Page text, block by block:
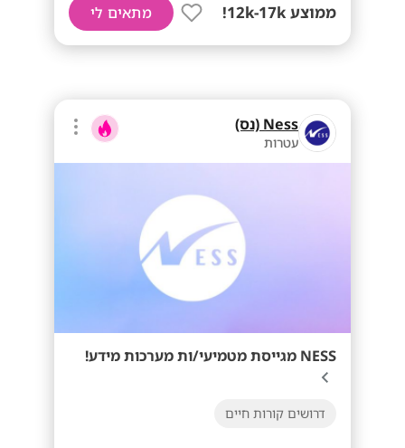
ממוצע 12k-17k! מתאים לי
Ness (נס)
עטרות
NESS מגייסת מטמיעי/ות מערכות מידע!
דרושים קורות חיים